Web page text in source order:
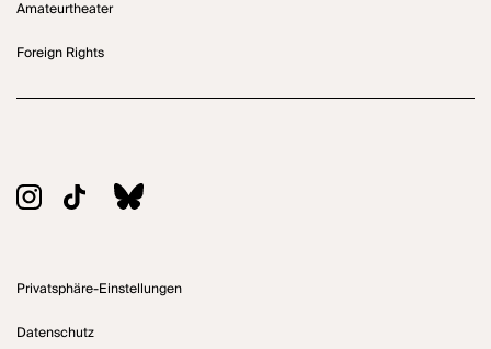
Amateurtheater
Foreign Rights
Privatsphäre-Einstellungen
Datenschutz